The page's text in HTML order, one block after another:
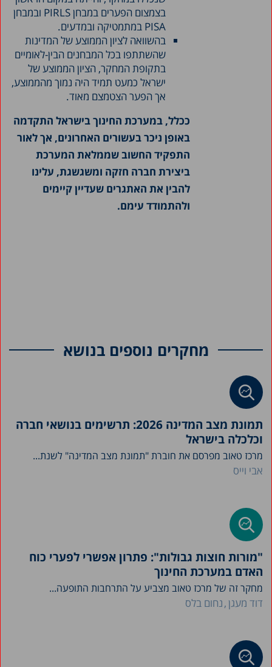
בצמצום הפערים במבחן PIRLS ובמבחן
PISA במתמטיקה ובמדעים.
בהשוואה לציון הממוצע של המדינות
שהשתתפו בכל המבחנים הבין-לאומיים
בתקופת המחקר, הציון הממוצע של
ישראל כמעט תמיד היה נמוך מהממוצע,
אך הפער הצטמצם מאוד.
ככלל, במערכת החינוך בישראל התקדמה
באופן ניכר בעשורים האחרונים, אך לאור
התפקיד החשוב שממלאת המערכת
ביצירת חברה חזקה ומשגשגת, עלינו
להבין את האתגרים שעדיין קיימים
ולהתמודד עימם.
מחקרים נוספים בנושא
תמונת מצב המדינה 2026: תרשימים בנושאי חברה
וכלכלה בישראל
מרכז טאוב מפרסם את חוברת "תמונת מצב המדינה" לשנת...
אבי וייס
"מורות חוצות גבולות": פתרון אפשרי לפערי כוח
האדם במערכת החינוך
מחקר זה של מרכז טאוב מצביע על התרחבות התופעה...
דוד מעגן נחום בלס